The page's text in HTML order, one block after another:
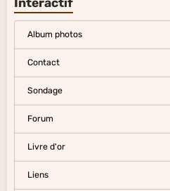
Album photos
Contact
Sondage
Forum
Livre d'or
Liens